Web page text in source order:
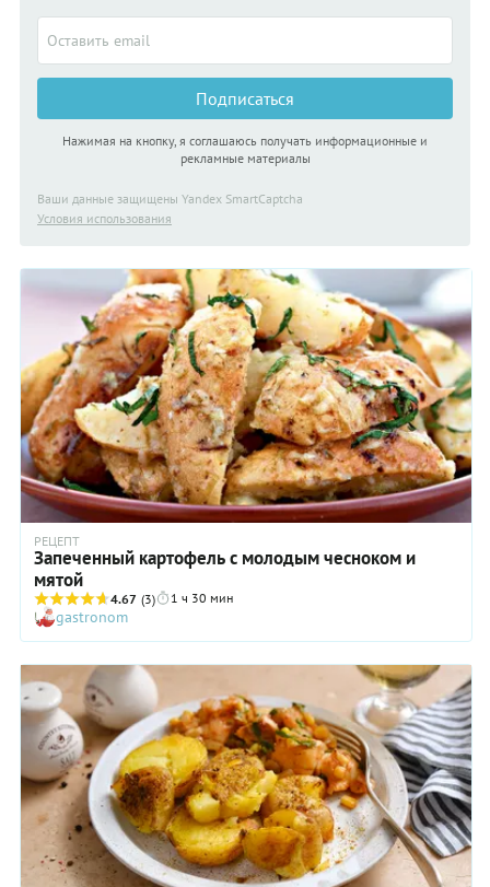
Подписаться
Нажимая на кнопку, я соглашаюсь получать информационные и
рекламные материалы
Ваши данные защищены Yandex SmartCaptcha
Условия использования
РЕЦЕПТ
Запеченный картофель с молодым чесноком и
мятой
4.67 (3) 1 ч 30 мин
gastronom